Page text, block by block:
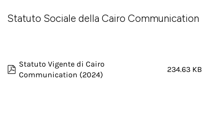
Statuto Sociale della Cairo Communication
Statuto Vigente di Cairo
Communication (2024)
234.63 KB